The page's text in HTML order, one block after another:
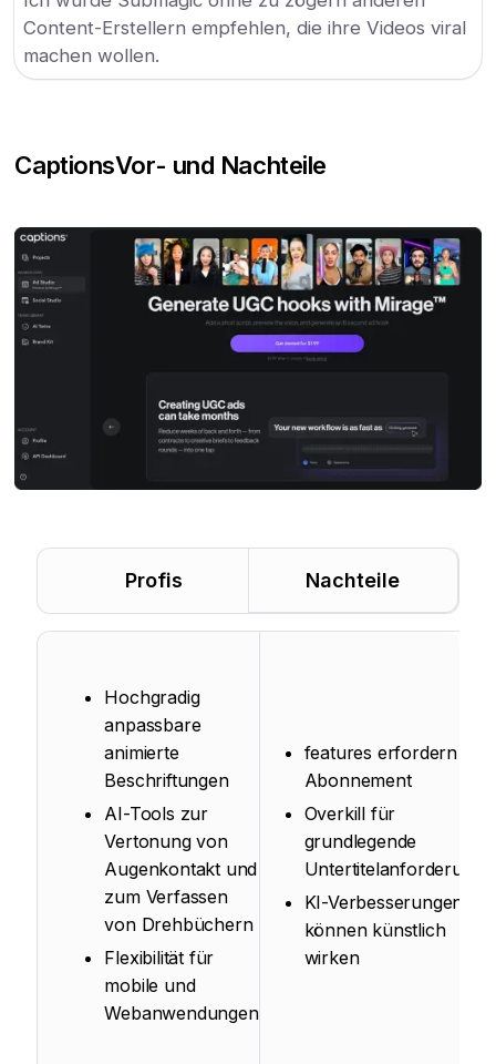
Content-Erstellern empfehlen, die ihre Videos viral
machen wollen.
CaptionsVor- und Nachteile
Profis Nachteile
Hochgradig
anpassbare
animierte
Beschriftungen
AI-Tools zur
Vertonung von
Augenkontakt und
zum Verfassen
von Drehbüchern
Flexibilität für
mobile und
Webanwendungen
features erfordern ein
Abonnement
Overkill für
grundlegende
KI-Verbesserungen
können künstlich
wirken